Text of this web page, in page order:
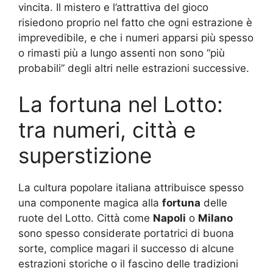
vincita. Il mistero e l’attrattiva del gioco
risiedono proprio nel fatto che ogni estrazione è
imprevedibile, e che i numeri apparsi più spesso
o rimasti più a lungo assenti non sono “più
probabili” degli altri nelle estrazioni successive.
La fortuna nel Lotto:
tra numeri, città e
superstizione
La cultura popolare italiana attribuisce spesso
una componente magica alla fortuna delle
ruote del Lotto. Città come Napoli o Milano
sono spesso considerate portatrici di buona
sorte, complice magari il successo di alcune
estrazioni storiche o il fascino delle tradizioni